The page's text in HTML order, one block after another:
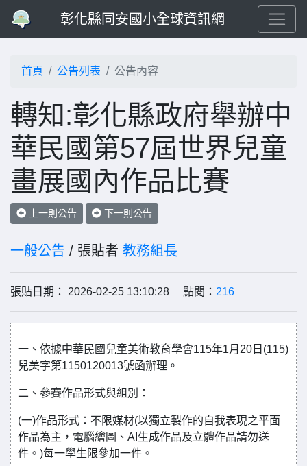
彰化縣同安國小全球資訊網
首頁 公告列表 公告內容
轉知:彰化縣政府舉辦中
華民國第57屆世界兒童
畫展國內作品比賽
上一則公告 下一則公告
一般公告 / 張貼者 教務組長
張貼日期： 2026-02-25 13:10:28 點閱： 216
一、依據中華民國兒童美術教育學會115年1月20日(115)
兒美字第1150120013號函辦理。
二、參賽作品形式與組別：
(一)作品形式：不限媒材(以獨立製作的自我表現之平面
作品為主，電腦繪圖、AI生成作品及立體作品請勿送
件。)每一學生限參加一件。